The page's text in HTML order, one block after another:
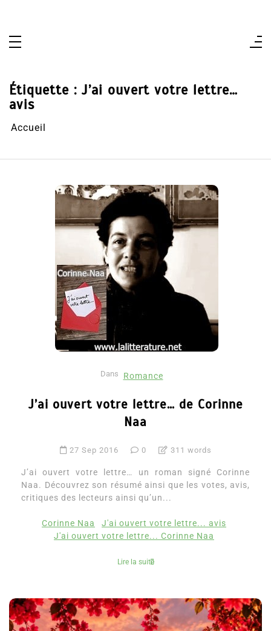
Étiquette : J’ai ouvert votre lettre…
avis
Accueil
Dans Romance
J’ai ouvert votre lettre… de Corinne
Naa
27 Sep 2016 0 311 words
J’ai ouvert votre lettre… un roman signé Corinne
Naa. Découvrez son résumé ainsi que les votes, avis,
critiques des lecteurs ainsi qu’un...
Corinne Naa
J'ai ouvert votre lettre... avis
J'ai ouvert votre lettre... Corinne Naa
Lire la suite